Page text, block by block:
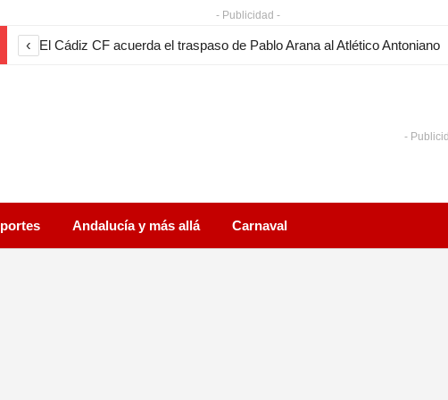
- Publicidad -
‹ El Cádiz CF acuerda el traspaso de Pablo Arana al Atlético Antoniano
-
Andalucía y más allá Carnaval